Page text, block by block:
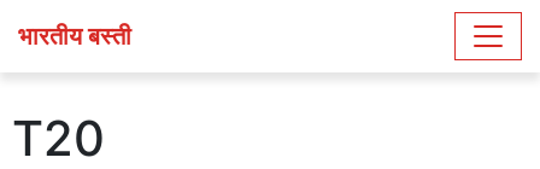
भारतीय बस्ती
T20